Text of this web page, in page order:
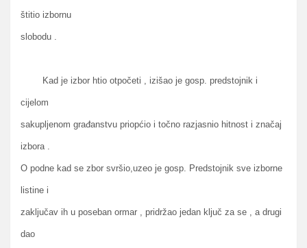
štitio izbornu
slobodu .
Kad je izbor htio otpočeti , izišao je gosp. predstojnik i
cijelom
sakupljenom građanstvu priopćio i točno razjasnio hitnost i značaj
izbora .
O podne kad se zbor svršio,uzeo je gosp. Predstojnik sve izborne
listine i
zaključav ih u poseban ormar , pridržao jedan ključ za se , a drugi
dao